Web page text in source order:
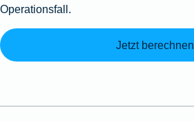
Operationsfall.
Jetzt berechnen